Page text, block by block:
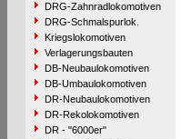
DRG-Zahnradlokomotiven
DRG-Schmalspurlok.
Kriegslokomotiven
Verlagerungsbauten
DB-Neubaulokomotiven
DB-Umbaulokomotiven
DR-Neubaulokomotiven
DR-Rekolokomotiven
DR - "6000er"